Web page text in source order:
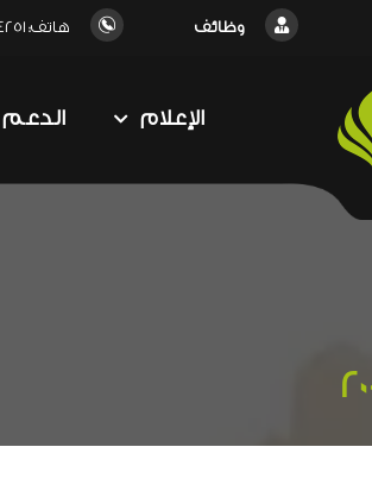
وظائف هاتف: 034244251
الإعلام الدعم